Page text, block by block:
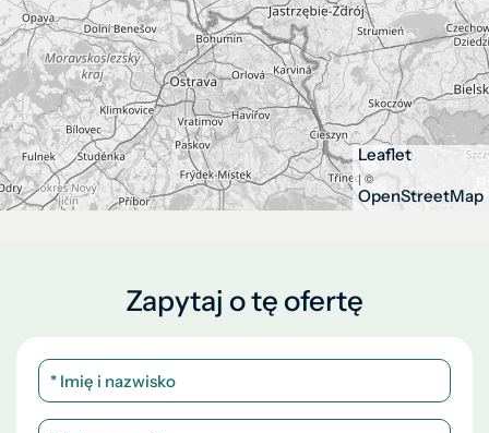
Leaflet
| ©
OpenStreetMap
Zapytaj o tę ofertę